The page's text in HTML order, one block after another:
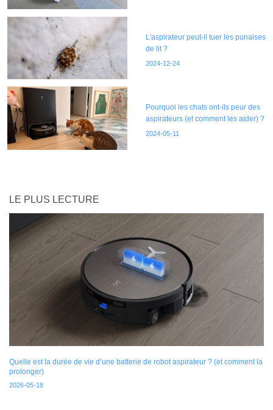
L'aspirateur peut-il tuer les punaises
de lit ?
2024-12-24
Pourquoi les chats ont-ils peur des
aspirateurs (et comment les aider) ?
2024-05-11
LE PLUS LECTURE
Quelle est la durée de vie d’une batterie de robot aspirateur ? (et comment la
prolonger)
2026-05-18